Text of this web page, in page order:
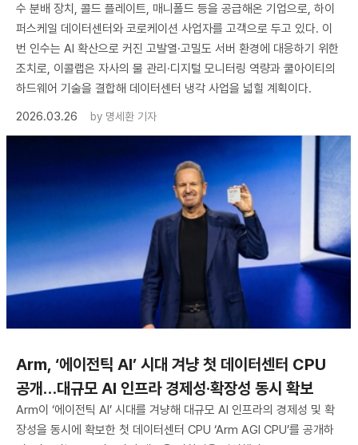
수 분배 장치, 콜드 플레이트, 매니폴드 등을 공급해온 기업으로, 하이
퍼스케일 데이터센터와 코로케이션 사업자를 고객으로 두고 있다. 이
번 인수는 AI 확산으로 커진 고발열·고밀도 서버 환경에 대응하기 위한
조치로, 이콜랩은 자사의 물 관리·디지털 모니터링 역량과 쿨아이티의
하드웨어 기술을 결합해 데이터센터 냉각 사업을 넓힐 계획이다.
2026.03.26
by 명세환 기자
Arm, ‘에이전틱 AI’ 시대 겨냥 첫 데이터센터 CPU
공개…대규모 AI 인프라 경제성·확장성 동시 확보
Arm이 ‘에이전틱 AI’ 시대를 겨냥해 대규모 AI 인프라의 경제성 및 확
장성을 동시에 확보한 첫 데이터센터 CPU ‘Arm AGI CPU’를 공개하